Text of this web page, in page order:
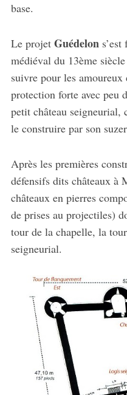
base.
Le projet Guédelons’est
médiéval du 13ème
suivre pour les
protection forte avec peu
petit château seigneurial,
le construire par son
Après les premières
défensifs dits châteaux à
châteaux en pierres
de prises au projectiles)
tour de la chapelle, la
seigneurial.